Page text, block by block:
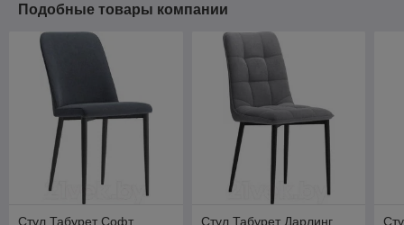
Подобные товары компании
Стул Табурет Софт
Стул Табурет Дарлинг